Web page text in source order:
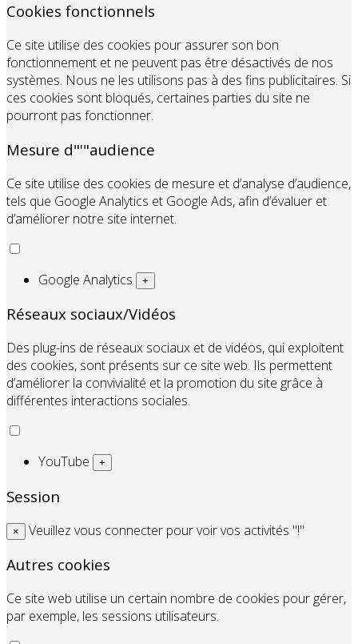
Cookies fonctionnels
Ce site utilise des cookies pour assurer son bon
fonctionnement et ne peuvent pas être désactivés de nos
systèmes. Nous ne les utilisons pas à des fins publicitaires. Si
ces cookies sont bloqués, certaines parties du site ne
pourront pas fonctionner.
Mesure d"'"audience
Ce site utilise des cookies de mesure et d’analyse d’audience,
tels que Google Analytics et Google Ads, afin d’évaluer et
d’améliorer notre site internet.
Google Analytics +
Réseaux sociaux/Vidéos
Des plug-ins de réseaux sociaux et de vidéos, qui exploitent
des cookies, sont présents sur ce site web. Ils permettent
d’améliorer la convivialité et la promotion du site grâce à
différentes interactions sociales.
YouTube +
Session
× Veuillez vous connecter pour voir vos activités "!"
Autres cookies
Ce site web utilise un certain nombre de cookies pour gérer,
par exemple, les sessions utilisateurs.